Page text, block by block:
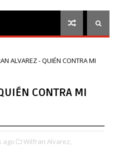
ALVAREZ - QUIÉN CONTRA MI
CONTRA MI
ago Wilfran Alvarez,